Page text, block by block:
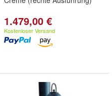
1.479,00 €
Kostenloser Versand